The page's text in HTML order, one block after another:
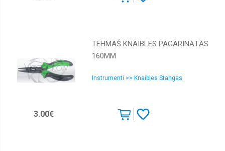
TEHMAŠ KNAIBLES PAGARINĀTĀS
160MM
Instrumenti >> Knaibles Stangas
3.00€